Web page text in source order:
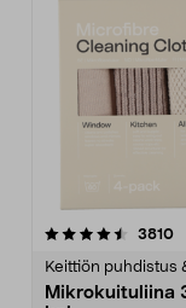
3810
Keittiön puhdistus
Mikrokuituliina
4.5viidestä